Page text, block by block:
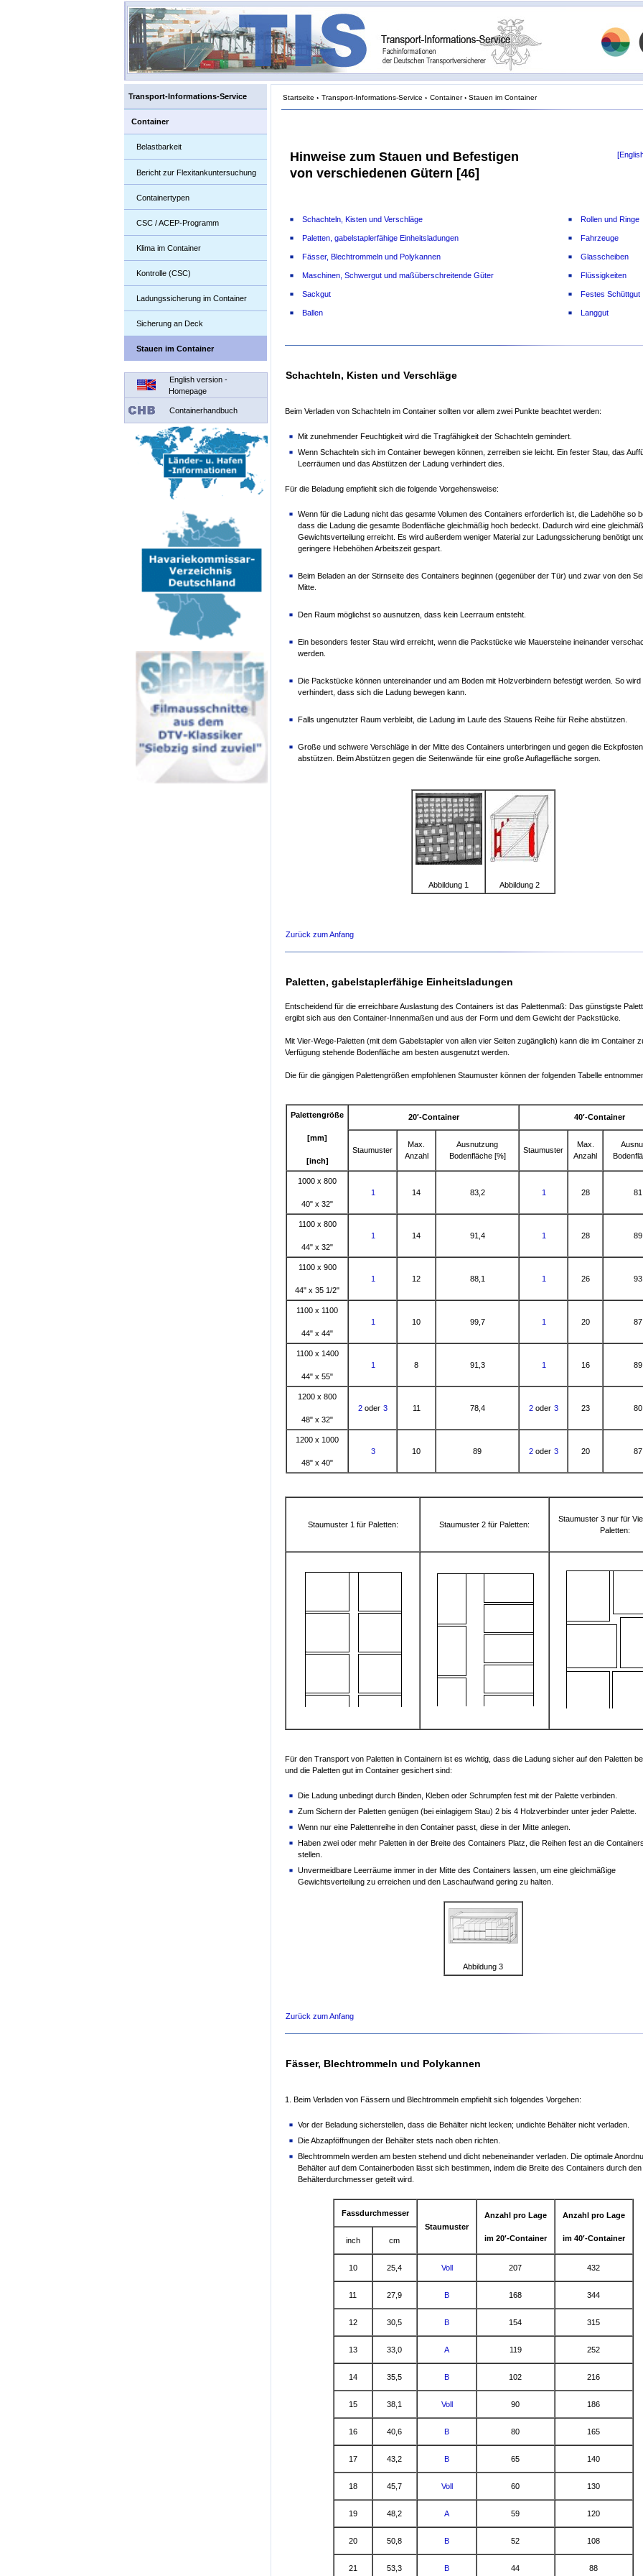
Transport-Informations-Service
Container
Belastbarkeit
Bericht zur Flexitankuntersuchung
Containertypen
CSC / ACEP-Programm
Klima im Container
Kontrolle (CSC)
Ladungssicherung im Container
Sicherung an Deck
Stauen im Container
English version -
Homepage
Containerhandbuch
Startseite › Transport-Informations-Service › Container› Stauen im Container
Hinweise zum Stauen und Befestigen
von verschiedenen Gütern [46]
Schachteln, Kisten und Verschläge Rollen und Ringe
Paletten, gabelstaplerfähige Einheitsladungen Fahrzeuge
Fässer, Blechtrommeln und Polykannen Glasscheiben
Maschinen, Schwergut und maßüberschreitende Güter Flüssigkeiten
Sackgut Festes Schüttgut
Ballen Langgut
Schachteln, Kisten und Verschläge
Beim Verladen von Schachteln im Container sollten vor allem zwei Punkte beachtet werden:
Mit zunehmender Feuchtigkeit wird die Tragfähigkeit der Schachteln gemindert.
Wenn Schachteln sich im Container bewegen können, zerreiben sie leicht. Ein fester Stau, das
Leerräumen und das Abstützen der Ladung verhindert dies.
Für die Beladung empfiehlt sich die folgende Vorgehensweise:
Wenn für die Ladung nicht das gesamte Volumen des Containers erforderlich ist, die Ladehöhe so
dass die Ladung die gesamte Bodenfläche gleichmäßig hoch bedeckt. Dadurch wird eine
Gewichtsverteilung erreicht. Es wird außerdem weniger Material zur Ladungssicherung benötigt
geringere Hebehöhen Arbeitszeit gespart.
Beim Beladen an der Stirnseite des Containers beginnen (gegenüber der Tür) und zwar von den
Mitte.
Den Raum möglichst so ausnutzen, dass kein Leerraum entsteht.
Ein besonders fester Stau wird erreicht, wenn die Packstücke wie Mauersteine ineinander
werden.
Die Packstücke können untereinander und am Boden mit Holzverbindern befestigt werden. So wird
verhindert, dass sich die Ladung bewegen kann.
Falls ungenutzter Raum verbleibt, die Ladung im Laufe des Stauens Reihe für Reihe abstützen.
Große und schwere Verschläge in der Mitte des Containers unterbringen und gegen die Eckpfosten
abstützen. Beim Abstützen gegen die Seitenwände für eine große Auflagefläche sorgen.
Abbildung 1 Abbildung 2
Zurück zum Anfang
Paletten, gabelstaplerfähige Einheitsladungen
Entscheidend für die erreichbare Auslastung des Containers ist das Palettenmaß: Das günstigste
ergibt sich aus den Container-Innenmaßen und aus der Form und dem Gewicht der Packstücke.
Mit Vier-Wege-Paletten (mit dem Gabelstapler von allen vier Seiten zugänglich) kann die im Container
Verfügung stehende Bodenfläche am besten ausgenutzt werden.
Die für die gängigen Palettengrößen empfohlenen Staumuster können der folgenden Tabelle
Palettengröße
[mm]
[inch]
20′-Container 40′-Container
Staumuster
Max.
Anzahl
Ausnutzung
Bodenfläche [%]
Staumuster
Max.
Anzahl
1000 x 800
40" x 32"
1 14 83,2 1 28
1100 x 800
44" x 32"
1 14 91,4 1 28
1100 x 900
44" x 35 1/2"
1 12 88,1 1 26
1100 x 1100
44" x 44"
1 10 99,7 1 20
1100 x 1400
44" x 55"
1 8 91,3 1 16
1200 x 800
48" x 32"
2 oder 3 11 78,4 2 oder 3 23
1200 x 1000
48" x 40"
3 10 89 2 oder 3 20
Staumuster 1 für Paletten: Staumuster 2 für Paletten:
Staumuster 3 nur für
Paletten:
Für den Transport von Paletten in Containern ist es wichtig, dass die Ladung sicher auf den Paletten
und die Paletten gut im Container gesichert sind:
Die Ladung unbedingt durch Binden, Kleben oder Schrumpfen fest mit der Palette verbinden.
Zum Sichern der Paletten genügen (bei einlagigem Stau) 2 bis 4 Holzverbinder unter jeder Palette.
Wenn nur eine Palettenreihe in den Container passt, diese in der Mitte anlegen.
Haben zwei oder mehr Paletten in der Breite des Containers Platz, die Reihen fest an die
stellen.
Unvermeidbare Leerräume immer in der Mitte des Containers lassen, um eine gleichmäßige
Gewichtsverteilung zu erreichen und den Laschaufwand gering zu halten.
Abbildung 3
Zurück zum Anfang
Fässer, Blechtrommeln und Polykannen
1. Beim Verladen von Fässern und Blechtrommeln empfiehlt sich folgendes Vorgehen:
Vor der Beladung sicherstellen, dass die Behälter nicht lecken; undichte Behälter nicht verladen.
Die Abzapföffnungen der Behälter stets nach oben richten.
Blechtrommeln werden am besten stehend und dicht nebeneinander verladen. Die optimale
Behälter auf dem Containerboden lässt sich bestimmen, indem die Breite des Containers durch den
Behälterdurchmesser geteilt wird.
Fassdurchmesser
Staumuster
Anzahl pro Lage
im 20′-Container
Anzahl pro Lage
im 40′-Container
inch cm
10 25,4 Voll 207 432
11 27,9 B 168 344
12 30,5 B 154 315
13 33,0 A 119 252
14 35,5 B 102 216
15 38,1 Voll 90 186
16 40,6 B 80 165
17 43,2 B 65 140
18 45,7 Voll 60 130
19 48,2 A 59 120
20 50,8 B 52 108
21 53,3 B 44 88